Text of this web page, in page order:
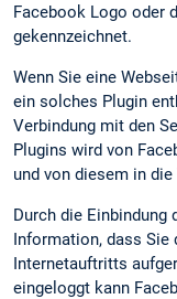
Facebook Logo oder
gekennzeichnet.
Wenn Sie eine
ein solches Plugin
Verbindung mit den
Plugins wird von
und von diesem in
Durch die Einbindung
Information, dass Sie
Internetauftritts
eingeloggt kann